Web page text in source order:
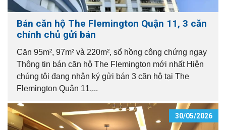
Bán căn hộ The Flemington Quận 11, 3 căn
chính chủ gửi bán
Căn 95m², 97m² và 220m², sổ hồng công chứng ngay
Thông tin bán căn hộ The Flemington mới nhất Hiện
chúng tôi đang nhận ký gửi bán 3 căn hộ tại The
Flemington Quận 11,...
30/05/2026